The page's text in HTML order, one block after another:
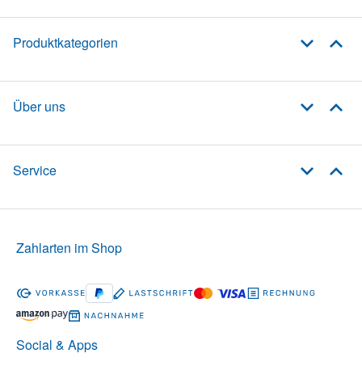
Produktkategorien
Über uns
Service
Social & Apps
Zahlarten im Shop